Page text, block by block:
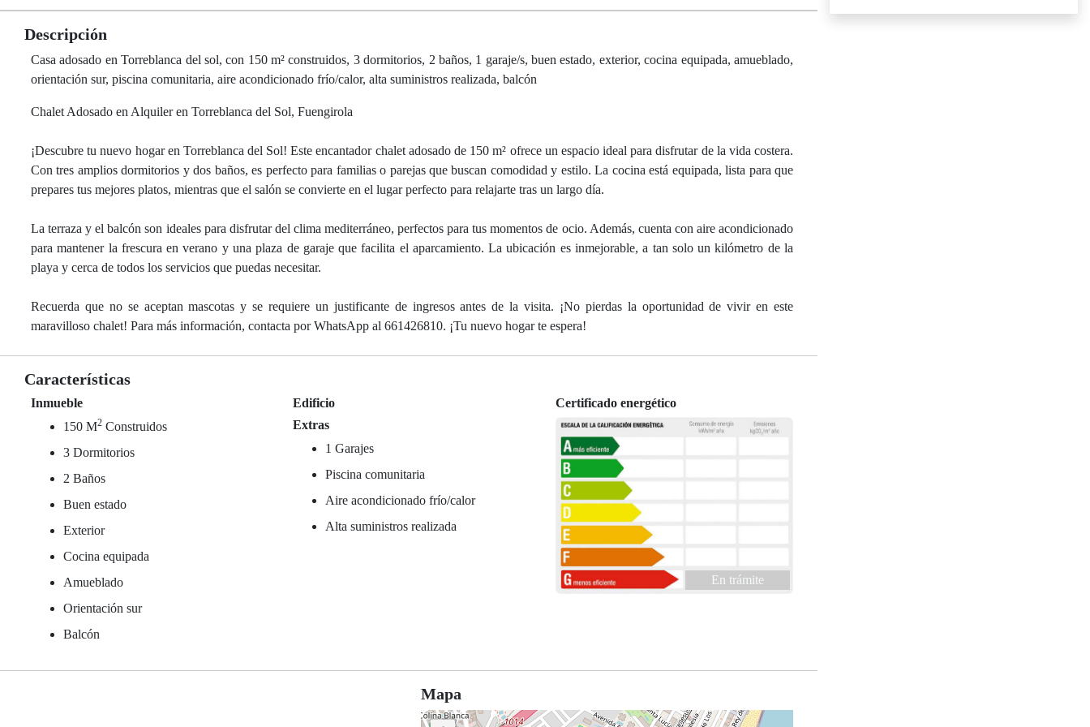
Descripción
Casa adosado en Torreblanca del sol, con 150 m² construidos, 3 dormitorios, 2 baños, 1 garaje/s, buen estado, exterior, cocina equipada, amueblado,
orientación sur, piscina comunitaria, aire acondicionado frío/calor, alta suministros realizada, balcón
Chalet Adosado en Alquiler en Torreblanca del Sol, Fuengirola
¡Descubre tu nuevo hogar en Torreblanca del Sol! Este encantador chalet adosado de 150 m² ofrece un espacio ideal para disfrutar de la vida costera.
Con tres amplios dormitorios y dos baños, es perfecto para familias o parejas que buscan comodidad y estilo. La cocina está equipada, lista para que
prepares tus mejores platos, mientras que el salón se convierte en el lugar perfecto para relajarte tras un largo día.
La terraza y el balcón son ideales para disfrutar del clima mediterráneo, perfectos para tus momentos de ocio. Además, cuenta con aire acondicionado
para mantener la frescura en verano y una plaza de garaje que facilita el aparcamiento. La ubicación es inmejorable, a tan solo un kilómetro de la
playa y cerca de todos los servicios que puedas necesitar.
Recuerda que no se aceptan mascotas y se requiere un justificante de ingresos antes de la visita. ¡No pierdas la oportunidad de vivir en este
maravilloso chalet! Para más información, contacta por WhatsApp al 661426810. ¡Tu nuevo hogar te espera!
Características
Inmueble
150 M2 Construidos
3 Dormitorios
2 Baños
Buen estado
Exterior
Cocina equipada
Amueblado
Orientación sur
Balcón
Edificio
Extras
1 Garajes
Piscina comunitaria
Aire acondicionado frío/calor
Alta suministros realizada
Certificado energético
En trámite
Mapa